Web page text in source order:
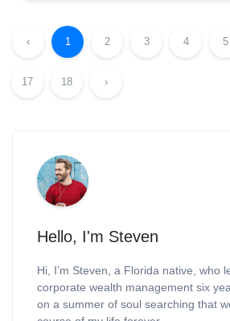
‹ 1 2 3 4 5
17 18 ›
Hello, I'm Steven
Hi, I’m Steven, a Florida native, who
corporate wealth management six
on a summer of soul searching that